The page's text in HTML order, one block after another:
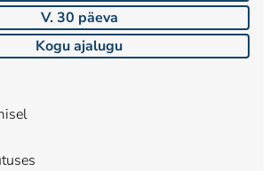
V. 30 päeva
Kogu ajalugu